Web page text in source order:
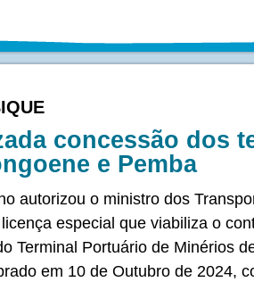
concessão dos
e Pemba
autorizou o ministro dos
especial que viabiliza o
Terminal Portuário de Minérios
em 10 de Outubro de 2024,